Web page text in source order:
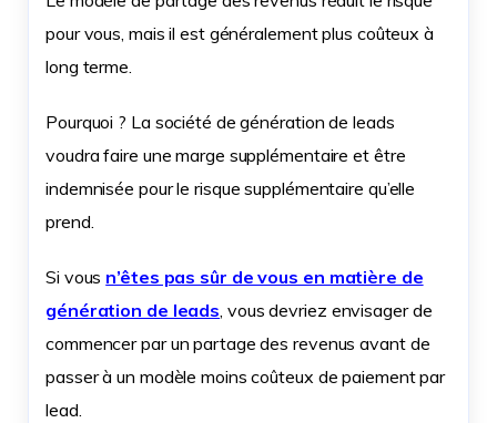
pour vous, mais il est généralement plus coûteux à
long terme.
Pourquoi ? La société de génération de leads
voudra faire une marge supplémentaire et être
indemnisée pour le risque supplémentaire qu’elle
prend.
Si vous n’êtes pas sûr de vous en matière de
génération de leads, vous devriez envisager de
commencer par un partage des revenus avant de
passer à un modèle moins coûteux de paiement par
lead.